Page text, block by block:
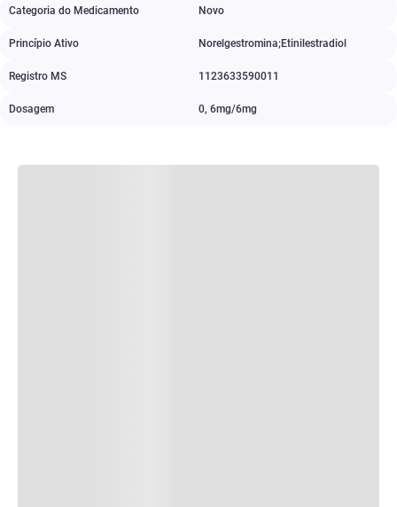
Categoria do Medicamento Novo
Princípio Ativo Norelgestromina;Etinilestradiol
Registro MS 1123633590011
Dosagem 0, 6mg/6mg